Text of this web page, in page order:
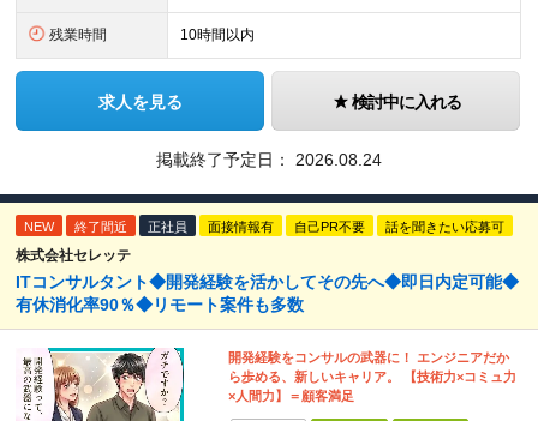
残業時間 10時間以内
求人を見る 検討中に入れる
掲載終了予定日： 2026.08.24
NEW 終了間近 正社員 面接情報有 自己PR不要 話を聞きたい応募可
株式会社セレッテ
ITコンサルタント◆開発経験を活かしてその先へ◆即日内定可能◆
有休消化率90％◆リモート案件も多数
開発経験をコンサルの武器に！ エンジニアだか
ら歩める、新しいキャリア。 【技術力×コミュ力
×人間力】＝顧客満足